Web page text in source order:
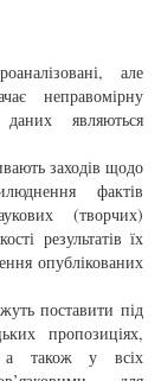
але
неправомірну
являються
заходів щодо
фактів
(творчих)
результатів їх
опублікованих
поставити під
пропозиціях,
а також у всіх